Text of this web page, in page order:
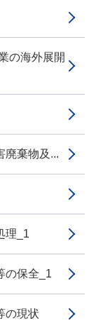
の海外展開
棄物及...
理_1
の保全_1
の現状